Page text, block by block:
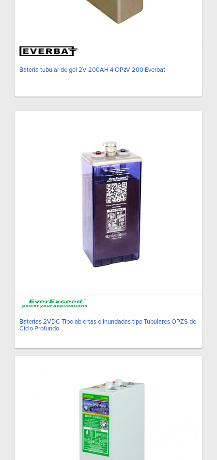
Batería tubular de gel 2V 200AH 4 OPzV 200 Everbat
Baterías 2VDC Tipo abiertas o inundadas tipo Tubulares OPZS de
Ciclo Profundo